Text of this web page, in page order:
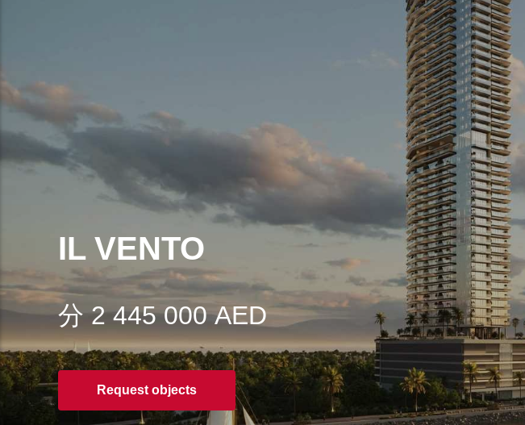
IL VENTO
分 2 445 000 AED
Request objects